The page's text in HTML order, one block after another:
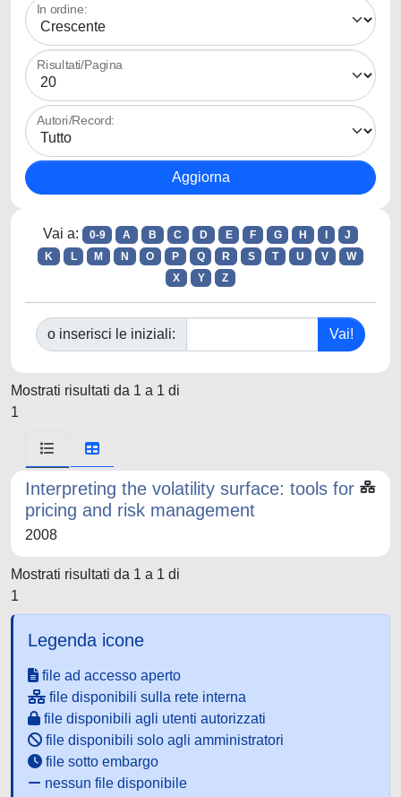
In ordine:
Risultati/Pagina
Autori/Record:
Vai a: 0-9 A B C D E F G H
J
K
L M N O P Q R S T U V
W
X
Y Z
o inserisci le iniziali:
Mostrati risultati da 1 a 1 di
1
Interpreting the volatility surface: tools for
pricing and risk management
2008
Mostrati risultati da 1 a 1 di
1
Legenda icone
file ad accesso aperto
file disponibili sulla rete interna
file disponibili agli utenti autorizzati
file disponibili solo agli amministratori
file sotto embargo
nessun file disponibile